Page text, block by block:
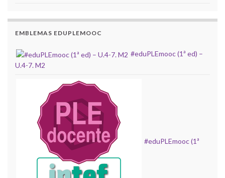
EMBLEMAS EDUPLEMOOC
#eduPLEmooc (1ª ed) –
U.4-7. M2
#eduPLEmooc (1ª